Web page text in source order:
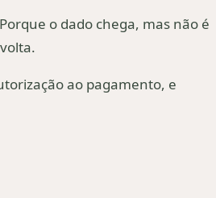
o dado chega, mas não é
ao pagamento, e